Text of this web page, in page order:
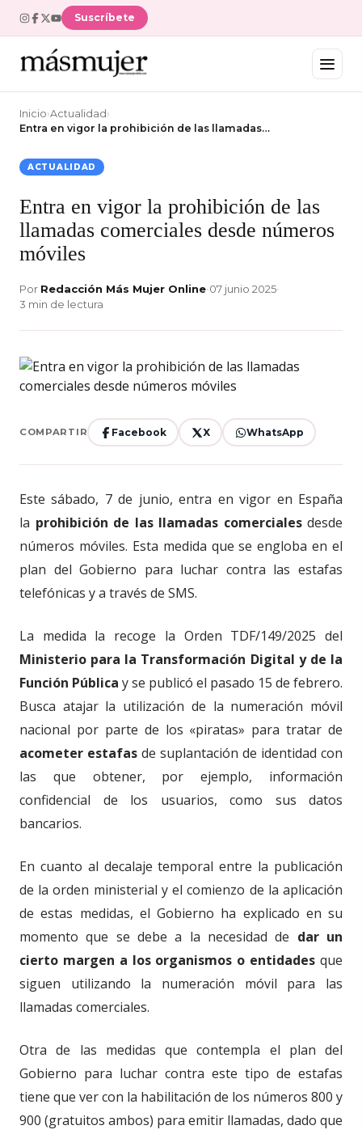
Suscríbete
Inicio›Actualidad ›
Entra en vigor la prohibición de las llamadas…
ACTUALIDAD
Entra en vigor la prohibición de las
llamadas comerciales desde números
móviles
Por Redacción Más Mujer Online•07 junio 2025•
3 min de lectura
COMPARTIR Facebook X WhatsApp
Este sábado, 7 de junio, entra en vigor en España
la prohibición de las llamadas comercialesdesde
números móviles. Esta medida que se engloba en el
plan del Gobierno para luchar contra las estafas
telefónicas y a través de SMS.
La medida la recoge la Orden TDF/149/2025 del
Ministerio para la Transformación Digital y de la
Función Pública y se publicó el pasado 15 de febrero.
Busca atajar la utilización de la numeración móvil
nacional por parte de los «piratas» para tratar de
acometer estafas de suplantación de identidad con
las que obtener, por ejemplo, información
confidencial de los usuarios, como sus datos
bancarios.
En cuanto al decalaje temporal entre la publicación
de la orden ministerial y el comienzo de la aplicación
de estas medidas, el Gobierno ha explicado en su
momento que se debe a la necesidad de dar un
cierto margen a los organismos o entidades que
siguen utilizando la numeración móvil para las
llamadas comerciales.
Otra de las medidas que contempla el plan del
Gobierno para luchar contra este tipo de estafas
tiene que ver con la habilitación de los números 800 y
900 (gratuitos ambos) para emitir llamadas, dado que